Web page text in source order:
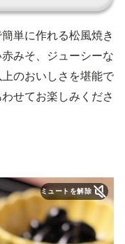
単に作れる松風焼き
みそ、ジューシーな
のおいしさを堪能で
せてお楽しみくださ
ミュートを解除